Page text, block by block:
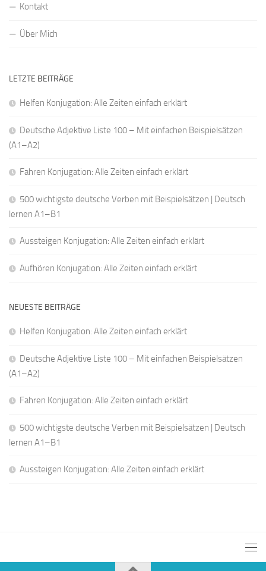
Kontakt
Über Mich
LETZTE BEITRÄGE
Helfen Konjugation: Alle Zeiten einfach erklärt
Deutsche Adjektive Liste 100 – Mit einfachen Beispielsätzen
(A1–A2)
Fahren Konjugation: Alle Zeiten einfach erklärt
500 wichtigste deutsche Verben mit Beispielsätzen | Deutsch
lernen A1–B1
Aussteigen Konjugation: Alle Zeiten einfach erklärt
Aufhören Konjugation: Alle Zeiten einfach erklärt
NEUESTE BEITRÄGE
Helfen Konjugation: Alle Zeiten einfach erklärt
Deutsche Adjektive Liste 100 – Mit einfachen Beispielsätzen
(A1–A2)
Fahren Konjugation: Alle Zeiten einfach erklärt
500 wichtigste deutsche Verben mit Beispielsätzen | Deutsch
lernen A1–B1
Aussteigen Konjugation: Alle Zeiten einfach erklärt